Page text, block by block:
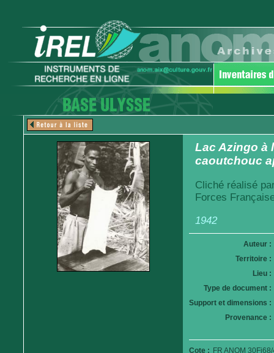
Lac Azingo à
caoutchouc
Cliché réalisé
Forces
1942
Auteur :
Territoire :
Lieu :
Type de document :
Support et dimensions :
Provenance :
Cote : FR ANOM